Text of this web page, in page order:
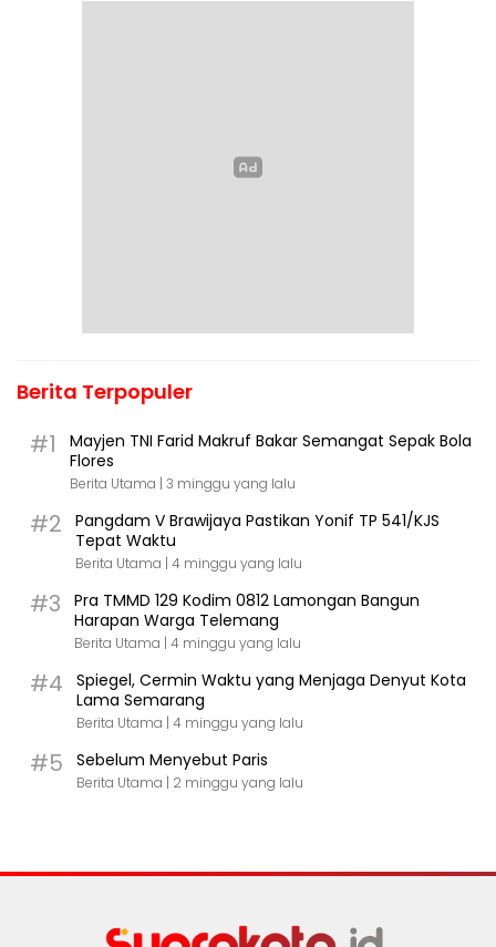
Berita Terpopuler
#1
Mayjen TNI Farid Makruf Bakar Semangat Sepak Bola
Flores
Berita Utama | 3 minggu yang lalu
#2
Pangdam V Brawijaya Pastikan Yonif TP 541/KJS
Tepat Waktu
Berita Utama | 4 minggu yang lalu
#3
Pra TMMD 129 Kodim 0812 Lamongan Bangun
Harapan Warga Telemang
Berita Utama | 4 minggu yang lalu
#4
Spiegel, Cermin Waktu yang Menjaga Denyut Kota
Lama Semarang
Berita Utama | 4 minggu yang lalu
#5 Sebelum Menyebut Paris
Berita Utama | 2 minggu yang lalu